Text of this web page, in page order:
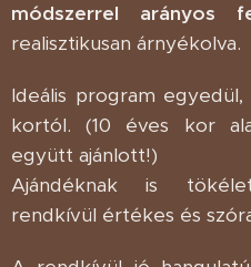
módszerrel arányos
realisztikusan árnyékolva.
Ideális program
kortól. (10 éves kor
együtt ajánlott!)
Ajándéknak is
rendkívül értékes és